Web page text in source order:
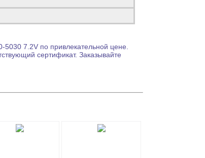
5030 7.2V по привлекательной цене.
сертификат. Заказывайте